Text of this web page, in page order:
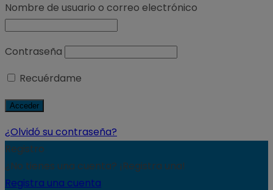
Nombre de usuario o correo electrónico
Contraseña
Recuérdame
¿Olvidó su contraseña?
Registro
¿No tienes una cuenta? ¡Registra una!
Registra una cuenta